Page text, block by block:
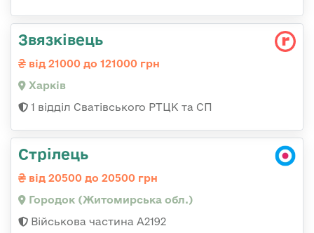
Звязківець
від 21000 до 121000 грн
Харків
1 відділ Сватівського РТЦК та СП
Стрілець
від 20500 до 20500 грн
Городок (Житомирська обл.)
Військова частина А2192